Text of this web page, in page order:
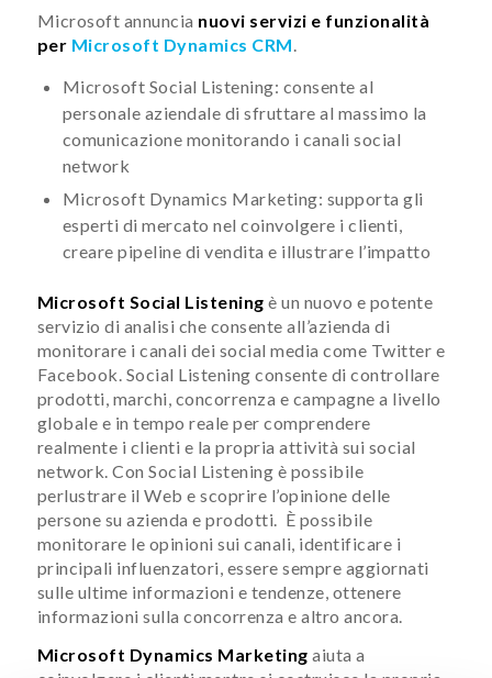
Microsoft annuncia nuovi servizi e funzionalità
per Microsoft Dynamics CRM
Microsoft Social Listening: consente al
personale aziendale di sfruttare al massimo la
comunicazione monitorando i canali social
network
Microsoft Dynamics Marketing: supporta gli
esperti di mercato nel coinvolgere i clienti,
creare pipeline di vendita e illustrare l’impatto
Microsoft Social Listening è un nuovo e potente
servizio di analisi che consente all’azienda di
monitorare i canali dei social media come Twitter e
Facebook. Social Listening consente di controllare
prodotti, marchi, concorrenza e campagne a livello
globale e in tempo reale per comprendere
realmente i clienti e la propria attività sui social
network. Con Social Listening è possibile
perlustrare il Web e scoprire l’opinione delle
persone su azienda e prodotti. È possibile
monitorare le opinioni sui canali, identificare i
principali influenzatori, essere sempre aggiornati
sulle ultime informazioni e tendenze, ottenere
informazioni sulla concorrenza e altro ancora.
Microsoft Dynamics Marketing aiuta a